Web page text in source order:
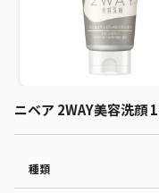
ニベア 2WAY美容洗顔
種類